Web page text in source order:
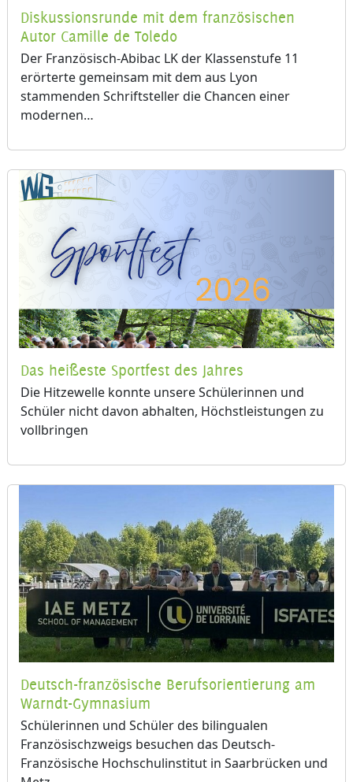
Diskussionsrunde mit dem französischen
Autor Camille de Toledo
Der Französisch-Abibac LK der Klassenstufe 11
erörterte gemeinsam mit dem aus Lyon
stammenden Schriftsteller die Chancen einer
modernen…
Das heißeste Sportfest des Jahres
Die Hitzewelle konnte unsere Schülerinnen und
Schüler nicht davon abhalten, Höchstleistungen zu
vollbringen
Deutsch-französische Berufsorientierung am
Warndt-Gymnasium
Schülerinnen und Schüler des bilingualen
Französischzweigs besuchen das Deutsch-
Französische Hochschulinstitut in Saarbrücken und